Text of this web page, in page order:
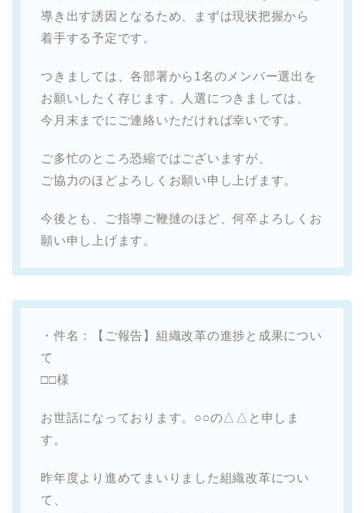
導き出す誘因となるため、まずは現状把握から
着手する予定です。
つきましては、各部署から1名のメンバー選出を
お願いしたく存じます。人選につきましては、
今月末までにご連絡いただければ幸いです。
ご多忙のところ恐縮ではございますが、
ご協力のほどよろしくお願い申し上げます。
今後とも、ご指導ご鞭撻のほど、何卒よろしくお
願い申し上げます。
・件名：【ご報告】組織改革の進捗と成果につい
て
□□様
お世話になっております。○○の△△と申しま
す。
昨年度より進めてまいりました組織改革につい
て、